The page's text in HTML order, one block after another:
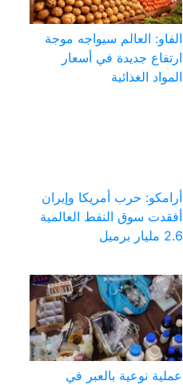
الفاو: العالم سيواجه موجة
ارتفاع جديدة في أسعار
المواد الغذائية
أرامكو: حرب أمريكا وإيران
أفقدت سوق النفط العالمية
2.6 مليار برميل
عملية نوعية بالعبر في